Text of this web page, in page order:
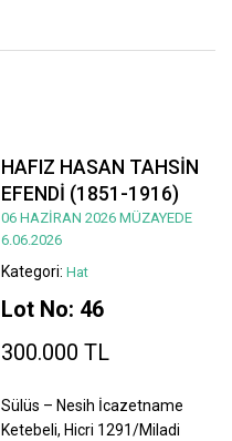
HAFIZ HASAN TAHSİN
EFENDİ (1851-1916)
06 HAZİRAN 2026 MÜZAYEDE
6.06.2026
Kategori: Hat
Lot No: 46
300.000 TL
Sülüs – Nesih İcazetname
Ketebeli, Hicri 1291/Miladi